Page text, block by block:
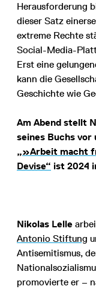
Herausforderung
dieser Satz
extreme Rechte
Social-Media-
Erst eine
kann die
Geschichte wie
Am Abend stellt
seines Buchs vor
„»Arbeit macht
Devise“ ist 2024
Nikolas Lelle
Antonio Stiftung
Antisemitismus,
promovierte er –